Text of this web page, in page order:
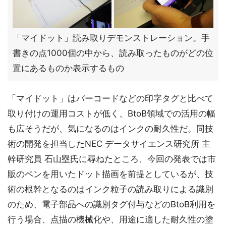
「マイドット」読み取りデモンストレーション。手
書きの点1000個の中から、読み取ったものがどの位
置にあるものか表示するもの
「マイドット」はバーコードなどの印字タグと比べて
取り付けの運用コストが低く、BtoB領域での活用の幅
も広そうだが、気になるのはインクの耐久性だ。同技
術の開発を担当したNEC データサイエンス研究所 主
幹研究員 石山塁氏に尋ねたところ、今回の発表では市
販のペンを用いたドット描画を前提としているが、技
術の根幹となるのはインク粒子の読み取りによる識別
のため、電子部品への識別タグ付与などのBtoB利用を
行う場合、点描の機械化や、用途に適した耐久性の塗